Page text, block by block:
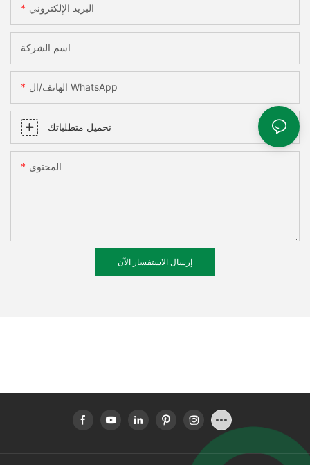
البريد الإلكتروني
اسم الشركة
الهاتف/ال WhatsApp
تحميل متطلباتك
المحتوى
إرسال الاستفسار الآن